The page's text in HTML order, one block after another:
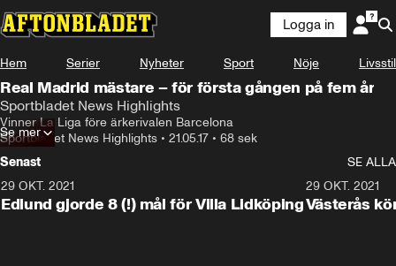
Logga in
Hem Serier Nyheter Sport Nöje Livsstil
Real Madrid mästare – för första gången på fem år
Sportbladet News Highlights
Vinner La Liga före ärkerivalen Barcelona
Sportbladet News Highlights • 21.05.17 • 68 sek
Se mer
Senast
SE ALLA
29 OKT. 2021
Edlund gjorde 8 (!) mål för Villa Lidköping
29 OKT. 2021
Västerås